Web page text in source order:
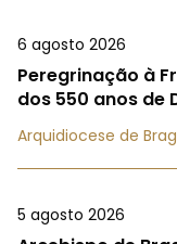
6 agosto 2026
Peregrinação à
dos 550 anos de
Arquidiocese de
5 agosto 2026